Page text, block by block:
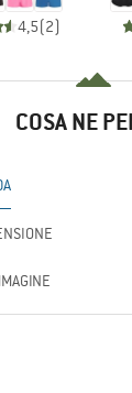
4,5(2)
COSA NE